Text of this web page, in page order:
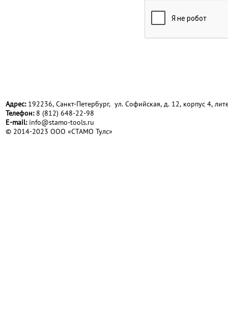
Адрес:192236, Санкт-Петербург, ул. Софийская, д. 12, корпус 4,
Телефон:8 (812) 648-22-98
Е-mail: info@stamo-tools.ru
© 2014-2023 ООО «СТАМО Тулс»